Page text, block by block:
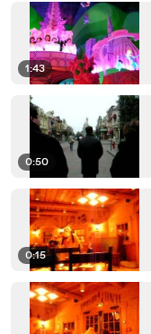
1:43
0:50
0:15